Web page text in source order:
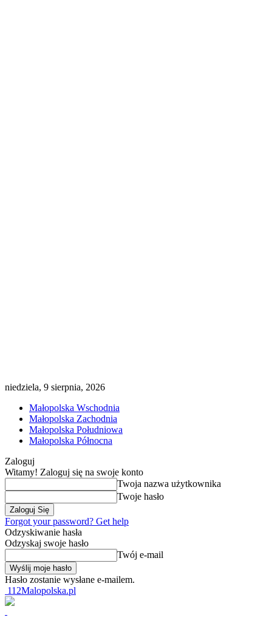
niedziela, 9 sierpnia, 2026
Małopolska Wschodnia
Małopolska Zachodnia
Małopolska Południowa
Małopolska Północna
Zaloguj
Witamy! Zaloguj się na swoje konto
Twoja nazwa użytkownika
Twoje hasło
Forgot your password? Get help
Odzyskiwanie hasła
Odzyskaj swoje hasło
Twój e-mail
Hasło zostanie wysłane e-mailem.
112Malopolska.pl